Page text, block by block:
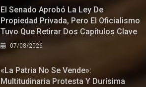
El Senado Aprobó La Ley De
Propiedad Privada, Pero El Oficialismo
Tuvo Que Retirar Dos Capítulos Clave
07/08/2026
«La Patria No Se Vende»:
Multitudinaria Protesta Y Durísima